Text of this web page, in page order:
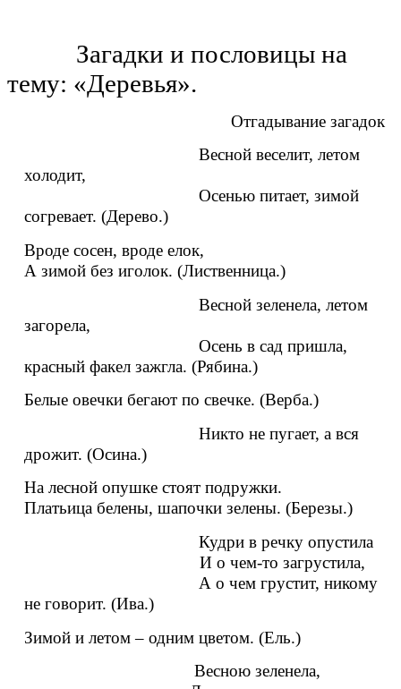
Загадки и пословицы на
тему: «Деревья».
Отгадывание загадок
Весной веселит, летом
холодит,
Осенью питает, зимой
согревает. (Дерево.)
Вроде сосен, вроде елок,
А зимой без иголок. (Лиственница.)
Весной зеленела, летом
загорела,
Осень в сад пришла,
красный факел зажгла. (Рябина.)
Белые овечки бегают по свечке. (Верба.)
Никто не пугает, а вся
дрожит. (Осина.)
На лесной опушке стоят подружки.
Платьица белены, шапочки зелены. (Березы.)
Кудри в речку опустила
И о чем-то загрустила,
А о чем грустит, никому
не говорит. (Ива.)
Зимой и летом – одним цветом. (Ель.)
Весною зеленела,